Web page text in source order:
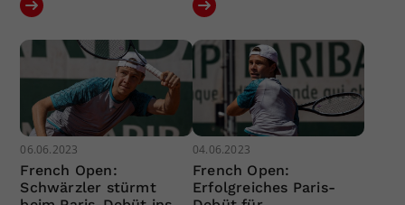
06.06.2023
French Open:
Schwärzler stürmt
04.06.2023
French Open:
Erfolgreiches Paris-